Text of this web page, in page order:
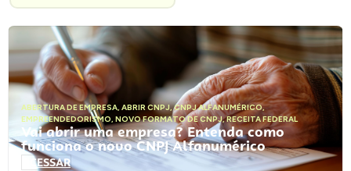
ABERTURA DE EMPRESA, ABRIR CNPJ,CNPJ ALFANUMÉRICO,
EMPREENDEDORISMO, NOVO FORMATO DE CNPJ,RECEITA FEDERAL
Vai abrir uma empresa? Entenda como
funciona o novo CNPJ Alfanumérico
ACESSAR